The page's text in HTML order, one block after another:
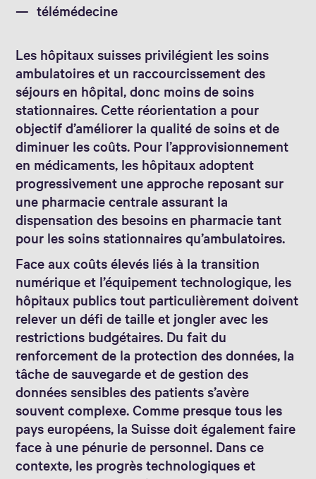
télémédecine
Les hôpitaux suisses privilégient les soins
ambulatoires et un raccourcissement des
séjours en hôpital, donc moins de soins
stationnaires. Cette réorientation a pour
objectif d’améliorer la qualité de soins et de
diminuer les coûts. Pour l’approvisionnement
en médicaments, les hôpitaux adoptent
progressivement une approche reposant sur
une pharmacie centrale assurant la
dispensation des besoins en pharmacie tant
pour les soins stationnaires qu’ambulatoires.
Face aux coûts élevés liés à la transition
numérique et l’équipement technologique, les
hôpitaux publics tout particulièrement doivent
relever un défi de taille et jongler avec les
restrictions budgétaires. Du fait du
renforcement de la protection des données, la
tâche de sauvegarde et de gestion des
données sensibles des patients s’avère
souvent complexe. Comme presque tous les
pays européens, la Suisse doit également faire
face à une pénurie de personnel. Dans ce
contexte, les progrès technologiques et